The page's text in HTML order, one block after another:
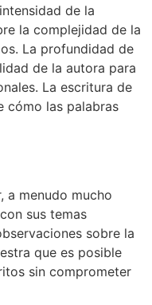
de la
la complejidad de la
La profundidad de
de la autora para
La escritura de
cómo las palabras
a menudo mucho
sus temas
sobre la
que es posible
sin comprometer